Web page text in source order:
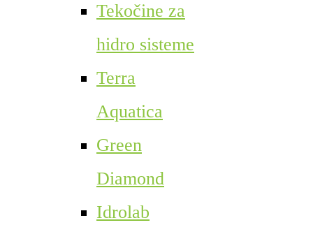
Tekočine za
hidro sisteme
Terra
Aquatica
Green
Diamond
Idrolab